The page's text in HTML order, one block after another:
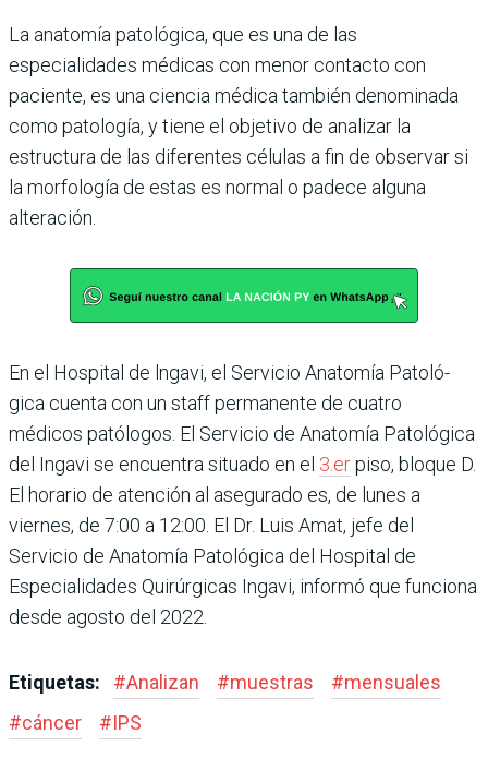
La anatomía patológica, que es una de las
especialidades médicas con menor contacto con
paciente, es una ciencia médica también denominada
como patología, y tiene el obje­tivo de analizar la
estructura de las diferentes células a fin de observar si
la morfología de estas es normal o padece alguna
alteración.
En el Hospital de lngavi, el Servicio Anatomía Patoló­
gica cuenta con un staff per­manente de cuatro
médicos patólogos. El Servicio de Ana­tomía Patológica
del Ingavi se encuentra situado en el 3.erpiso, bloque D.
El horario de atención al asegurado es, de lunes a
viernes, de 7:00 a 12:00. El Dr. Luis Amat, jefe del
Servicio de Anatomía Patológica del Hospital de
Especialidades Quirúrgicas Ingavi, informó que funciona
desde agosto del 2022.
Etiquetas: #Analizan #muestras #mensuales
#cáncer #IPS